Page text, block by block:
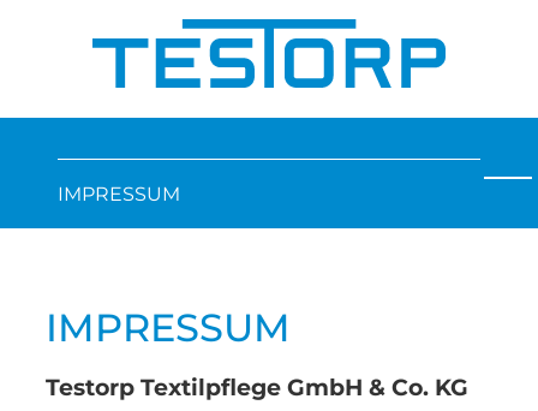
IMPRESSUM
IMPRESSUM
Testorp Textilpflege GmbH & Co. KG